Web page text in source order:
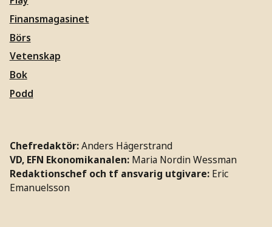
Finansmagasinet
Börs
Vetenskap
Bok
Podd
Chefredaktör:Anders Hägerstrand
VD, EFN Ekonomikanalen: Maria Nordin Wessman
Redaktionschef och tf ansvarig utgivare: Eric
Emanuelsson